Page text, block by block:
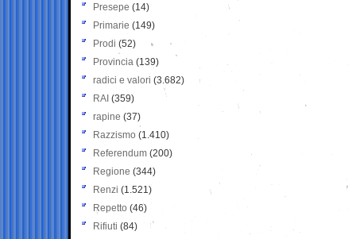
Presepe (14)
Primarie (149)
Prodi (52)
Provincia (139)
radici e valori (3.682)
RAI (359)
rapine (37)
Razzismo (1.410)
Referendum (200)
Regione (344)
Renzi (1.521)
Repetto (46)
Rifiuti (84)